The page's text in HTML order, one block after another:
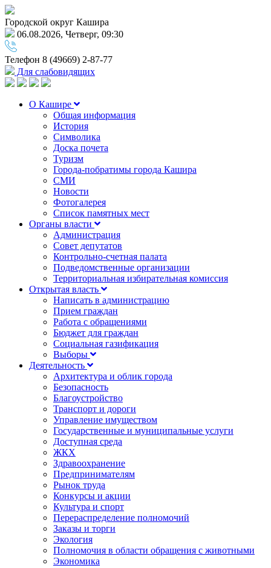
Городской округ Кашира
06.08.2026, Четверг, 09:30
Телефон 8 (49669) 2-87-77
Для слабовидящих
О Кашире
Общая информация
История
Символика
Доска почета
Туризм
Города-побратимы города Кашира
СМИ
Новости
Фотогалерея
Список памятных мест
Органы власти
Администрация
Совет депутатов
Контрольно-счетная палата
Подведомственные организации
Территориальная избирательная комиссия
Открытая власть
Написать в администрацию
Прием граждан
Работа с обращениями
Бюджет для граждан
Социальная газификация
Выборы
Деятельность
Архитектура и облик города
Безопасность
Благоустройство
Транспорт и дороги
Управление имуществом
Государственные и муниципальные услуги
Доступная среда
ЖКХ
Здравоохранение
Предпринимателям
Рынок труда
Конкурсы и акции
Культура и спорт
Перераспределение полномочий
Заказы и торги
Экология
Полномочия в области обращения с животными
Экономика